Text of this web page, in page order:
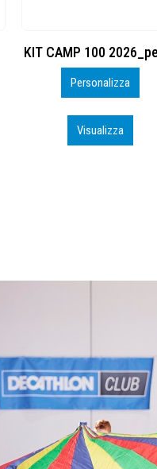
BSK600 – 5139960
Personalizza
Visualizza